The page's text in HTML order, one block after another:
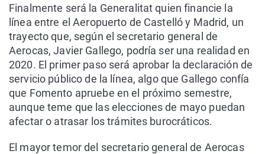
Finalmente será la Generalitat quien financie la
línea entre el Aeropuerto de Castelló y Madrid, un
trayecto que, según el secretario general de
Aerocas, Javier Gallego, podría ser una realidad en
2020. El primer paso será aprobar la declaración de
servicio público de la línea, algo que Gallego confía
que Fomento apruebe en el próximo semestre,
aunque teme que las elecciones de mayo puedan
afectar o atrasar los trámites burocráticos.
El mayor temor del secretario general de Aerocas